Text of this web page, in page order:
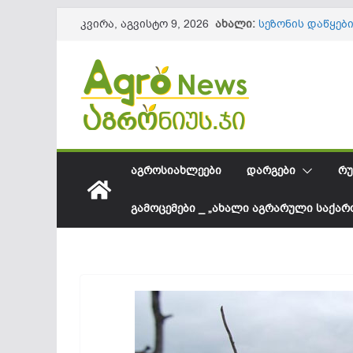
content
კვირა, აგვისტო 9, 2026 ახალი: სეზონის
წიწაკის
სოკოვანი
საქართველოში
შესყიდვის
ᲐᲒᲠᲝᲡᲘᲐᲮᲚᲔᲔᲑᲘ ᲓᲐᲠᲒᲔᲑᲘ
ᲒᲐᲛᲝᲪᲔᲛᲔᲑᲘ _ „ᲐᲮᲐᲚᲘ ᲐᲒᲠᲐᲠᲣᲚᲘ